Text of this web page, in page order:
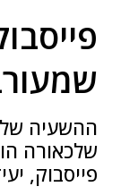
שלכאורה
פייסבוק,